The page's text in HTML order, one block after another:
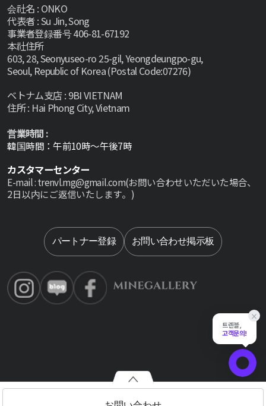
채팅 상담
×
트렌블,
고객문의!
会社名 : ONKO
代表者 : Su Jin, Song
事業者登録番号 406-81-67192
本社住所
603, 28, Seonyuseo-ro 25-gil, Yeongdeungpo-gu,
Seoul, Republic of Korea (Postal Code:07276)
ベトナム支店 : 9BI VIETNAM
住所 : Hai Phong City, Vietnam
営業時間 :
韓国時間：午前10時～午後7時
カスタマーセンター
E-mail : trenvl.mg@gmail.com(お問い合わせいただいた場合、
2日以内にご返信いたします。)
パートナー登録 お問い合わせ掲示板